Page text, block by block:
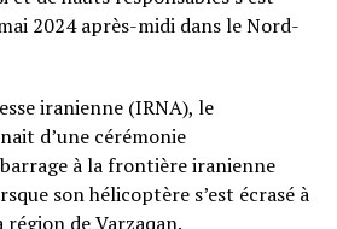
2024 après-midi dans le Nord-
iranienne (IRNA), le
d’une cérémonie
à la frontière iranienne
son hélicoptère s’est écrasé à
de Varzaqan.